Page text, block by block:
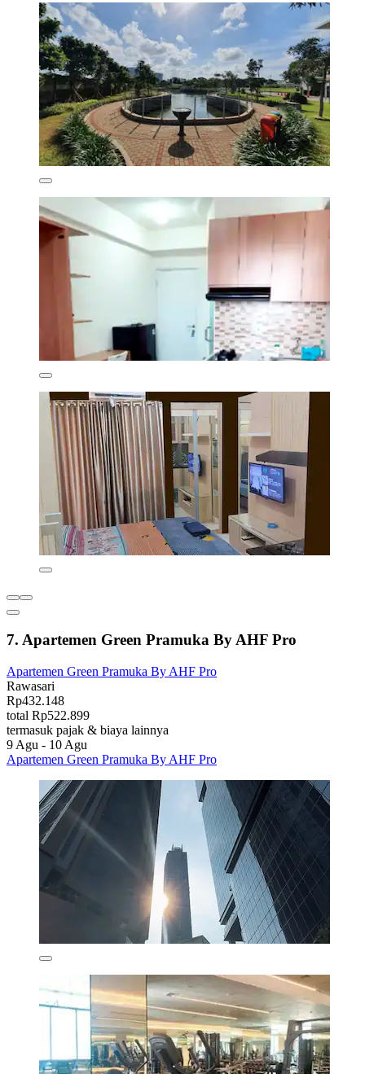
7. Apartemen Green Pramuka By AHF Pro
Apartemen Green Pramuka By AHF Pro
Rawasari
Rp432.148
total Rp522.899
termasuk pajak & biaya lainnya
9 Agu - 10 Agu
Apartemen Green Pramuka By AHF Pro